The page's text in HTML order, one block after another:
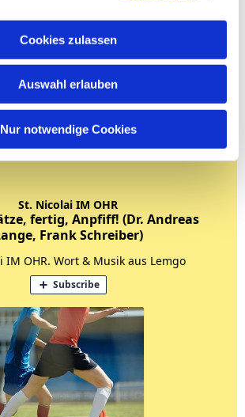
Cookies zulassen
Auswahl erlauben
Nur notwendige Cookies